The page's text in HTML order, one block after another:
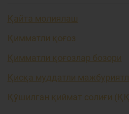
Қайта молиялаш
Қимматли қоғоз
Қимматли қоғозлар бозори
Қисқа муддатли
Қўшилган қиймат солиғи